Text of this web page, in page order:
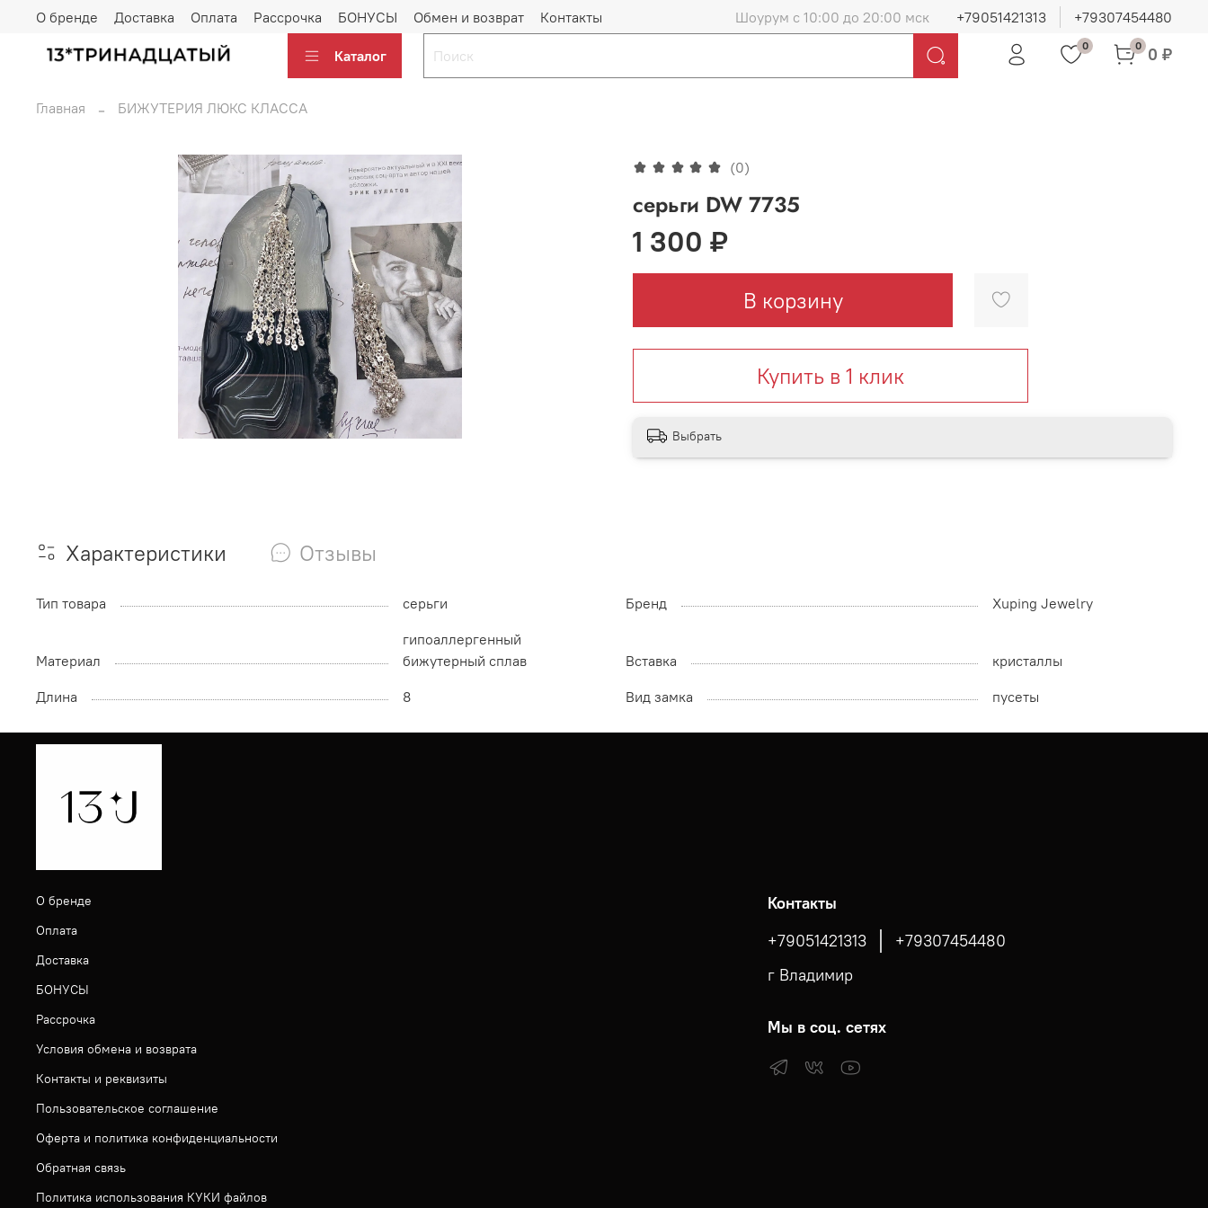
О бренде Доставка Оплата Рассрочка БОНУСЫ Обмен и возврат Контакты Шоурум с 10:00 до 20:00 мск +79051421313 +79307454480
Каталог
0 0 0 ₽
Главная БИЖУТЕРИЯ ЛЮКС КЛАССА
(0)
серьги DW 7735
1 300 ₽
В корзину
Купить в 1 клик
Выбрать
Характеристики Отзывы
Тип товара серьги Бренд Xuping Jewelry
Материал
гипоаллергенный
бижутерный сплав
Вставка
кристаллы
Длина
8 Вид замка пусеты
О бренде
Оплата
Доставка
БОНУСЫ
Рассрочка
Условия обмена и возврата
Контакты и реквизиты
Пользовательское соглашение
Оферта и политика конфиденциальности
Обратная связь
Политика использования КУКИ файлов
Контакты
+79051421313
+79307454480
г Владимир
Мы в соц. сетях